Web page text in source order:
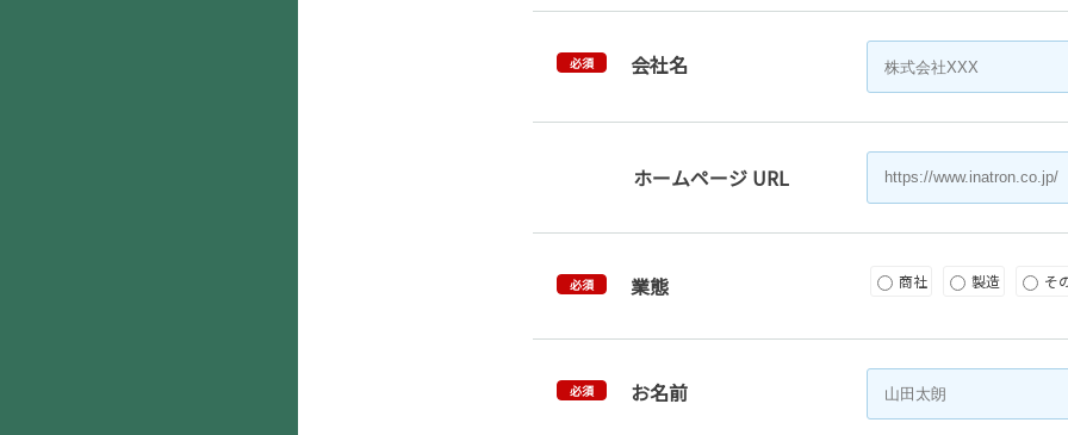
必須 会社名
ホームページ URL
必須 業態 商社 製造 そ
必須 お名前